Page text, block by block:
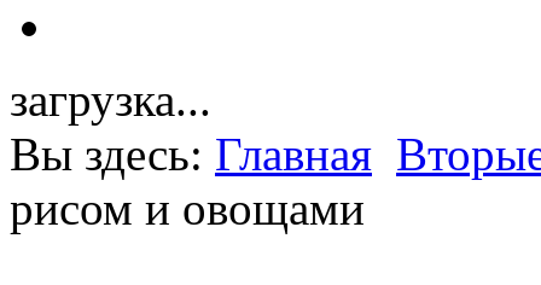
загрузка...
Вы здесь: Главная
рисом и овощами